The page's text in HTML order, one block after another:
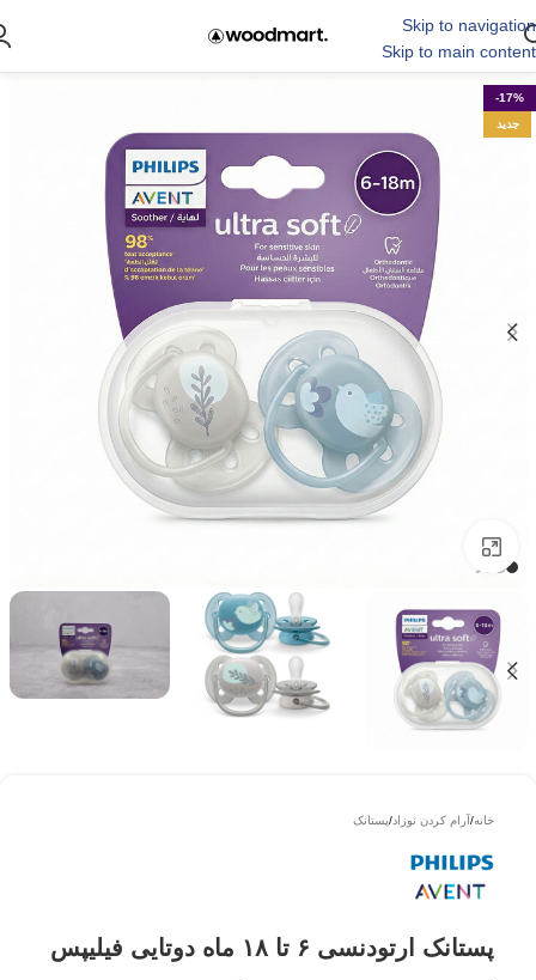
Skip to navigation
Skip to main content
-17%
جدید
خانه/آرام کردن نوزاد/پستانک
پستانک ارتودنسی ۶ تا ۱۸ ماه دوتایی فیلیپس